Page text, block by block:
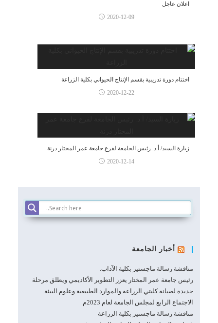
اعلان عاجل
2020-12-09
اختتام دورة تدريبية بقسم الإنتاج الحيواني بكلية الزراعة
2020-12-22
زيارة السيد/ أ.د. رئيس الجامعة لفرع جامعة عمر المختار درنة
2020-12-14
أخبار الجامعة
مناقشة رسالة ماجستير بكلية الآداب.
رئيس جامعة عمر المختار يعزز التطوير الأكاديمي ويطلق مرحلة
جديدة لصيانة كليتي الزراعة والموارد الطبيعية وعلوم البيئة
الاجتماع الرابع لمجلس الجامعة لعام 2023م
مناقشة رسالة ماجستير بكلية الزراعة